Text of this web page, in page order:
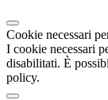
Cookie necessari
I cookie necessari
disabilitati. È
policy.